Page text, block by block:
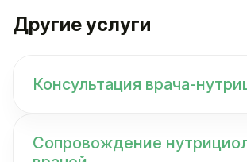
Другие услуги
Консультация врача-
Сопровождение